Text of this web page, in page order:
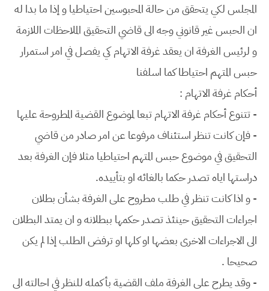
المجلس لكي يتحقق من حالة المحبوسين احتياطيا و إذا ما بدا له
ان الحبس غير قانوني وجه الى قاضي التحقيق الملاحظات اللازمة
و لرئيس الغرفة ان يعقد غرفة الاتهام كي يفصل في امر استمرار
حبس المتهم احتياطا كما اسلفنا
أحكام غرفة الاتهام :
- تتنوع أحكام غرفة الاتهام تبعا لموضوع القضية المطروحة عليها
- فإن كانت تنظر استئناف مرفوعا عن امر صادر من قاضي
التحقيق في موضوع حبس المتهم احتياطيا مثلا فإن الغرفة بعد
دراستها اياه تصدر حكما بالغائه او بتأييده.
- و اذا كانت تنظر في طلب مطروح على الغرفة بشأن بطلان
اجراءات التحقيق حينئذ تصدر حكمها ببطلانه و ان يمتد البطلان
الى الاجراءات الاخرى بعضها او كلها او ترفض الطلب إذا لم يكن
صحيحا .
- وقد يطرح على الغرفة ملف القضية بأكمله للنظر في احالته الى